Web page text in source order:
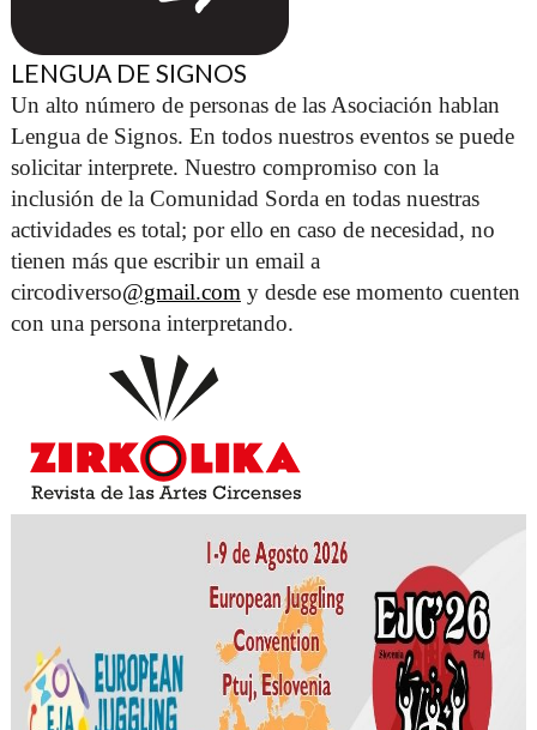
LENGUA DE SIGNOS
Un alto número de personas de las Asociación hablan
Lengua de Signos. En todos nuestros eventos se puede
solicitar interprete. Nuestro compromiso con la
inclusión de la Comunidad Sorda en todas nuestras
actividades es total; por ello en caso de necesidad, no
tienen más que escribir un email a
circodiverso@gmail.com y desde ese momento cuenten
con una persona interpretando.